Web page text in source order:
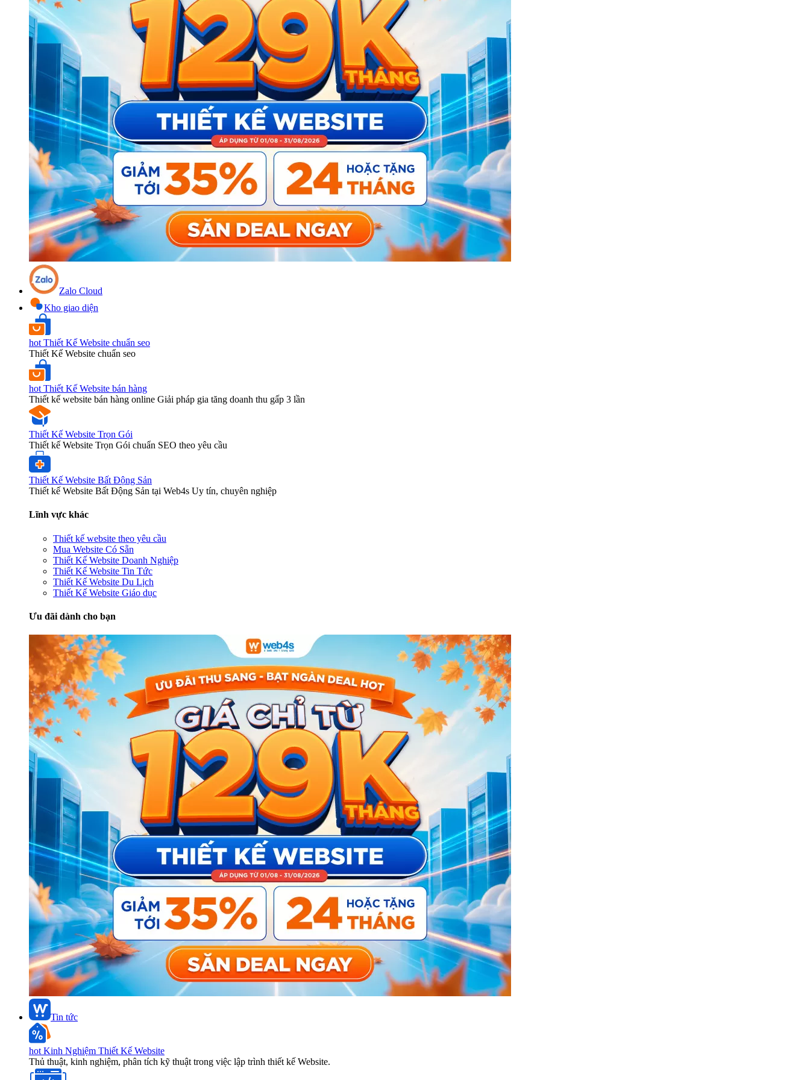
Zalo Cloud
Kho giao diện
hot Thiết Kế Website chuẩn seo
Thiết Kế Website chuẩn seo
hot Thiết Kế Website bán hàng
Thiết kế website bán hàng online Giải pháp gia tăng doanh thu gấp 3 lần
Thiết Kế Website Trọn Gói
Thiết kế Website Trọn Gói chuẩn SEO theo yêu cầu
Thiết Kế Website Bất Động Sản
Thiết kế Website Bất Động Sản tại Web4s Uy tín, chuyên nghiệp
Lĩnh vực khác
Thiết kế website theo yêu cầu
Mua Website Có Sẵn
Thiết Kế Website Doanh Nghiệp
Thiết Kế Website Tin Tức
Thiết Kế Website Du Lịch
Thiết Kế Website Giáo dục
Ưu đãi dành cho bạn
Tin tức
hot Kinh Nghiệm Thiết Kế Website
Thủ thuật, kinh nghiệm, phân tích kỹ thuật trong việc lập trình thiết kế Website.